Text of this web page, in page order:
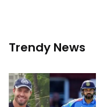
Trendy News